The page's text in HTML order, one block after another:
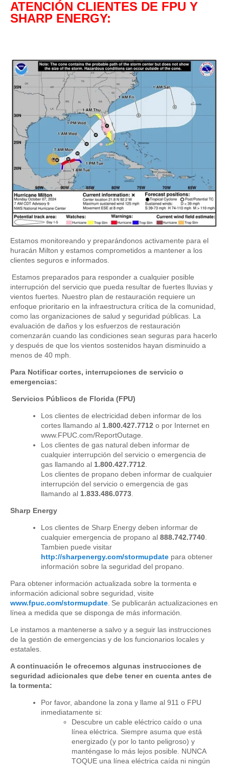
ATENCIÓN CLIENTES DE FPU Y
SHARP ENERGY:
Estamos monitoreando y preparándonos activamente para el
huracán Milton y estamos comprometidos a mantener a los
clientes seguros e informados.
Estamos preparados para responder a cualquier posible
interrupción del servicio que pueda resultar de fuertes lluvias y
vientos fuertes. Nuestro plan de restauración requiere un
enfoque prioritario en la infraestructura crítica de la comunidad,
como las organizaciones de salud y seguridad públicas. La
evaluación de daños y los esfuerzos de restauración
comenzarán cuando las condiciones sean seguras para hacerlo
y después de que los vientos sostenidos hayan disminuido a
menos de 40 mph.
Para Notificar cortes, interrupciones de servicio o
emergencias:
Servicios Públicos de Florida (FPU)
Los clientes de electricidad deben informar de los
cortes llamando al 1.800.427.7712 o por Internet en
www.FPUC.com/ReportOutage.
Los clientes de gas natural deben informar de
cualquier interrupción del servicio o emergencia de
gas llamando al 1.800.427.7712
Los clientes de propano deben informar de cualquier
interrupción del servicio o emergencia de gas
llamando al 1.833.486.0773
Sharp Energy
Los clientes de Sharp Energy deben informar de
cualquier emergencia de propano al 888.742.7740
Tambien puede visitar
http://sharpenergy.com/stormupdate para obtener
información sobre la seguridad del propano.
Para obtener información actualizada sobre la tormenta e
información adicional sobre seguridad, visite
www.fpuc.com/stormupdate . Se publicarán actualizaciones en
línea a medida que se disponga de más información.
Le instamos a mantenerse a salvo y a seguir las instrucciones
de la gestión de emergencias y de los funcionarios locales y
estatales.
A continuación le ofrecemos algunas instrucciones de
seguridad adicionales que debe tener en cuenta antes de
la tormenta:
Por favor, abandone la zona y llame al 911 o FPU
inmediatamente si:
Descubre un cable eléctrico caído o una
línea eléctrica. Siempre asuma que está
energizado (y por lo tanto peligroso) y
manténgase lo más lejos posible. NUNCA
TOQUE una línea eléctrica caída ni ningún